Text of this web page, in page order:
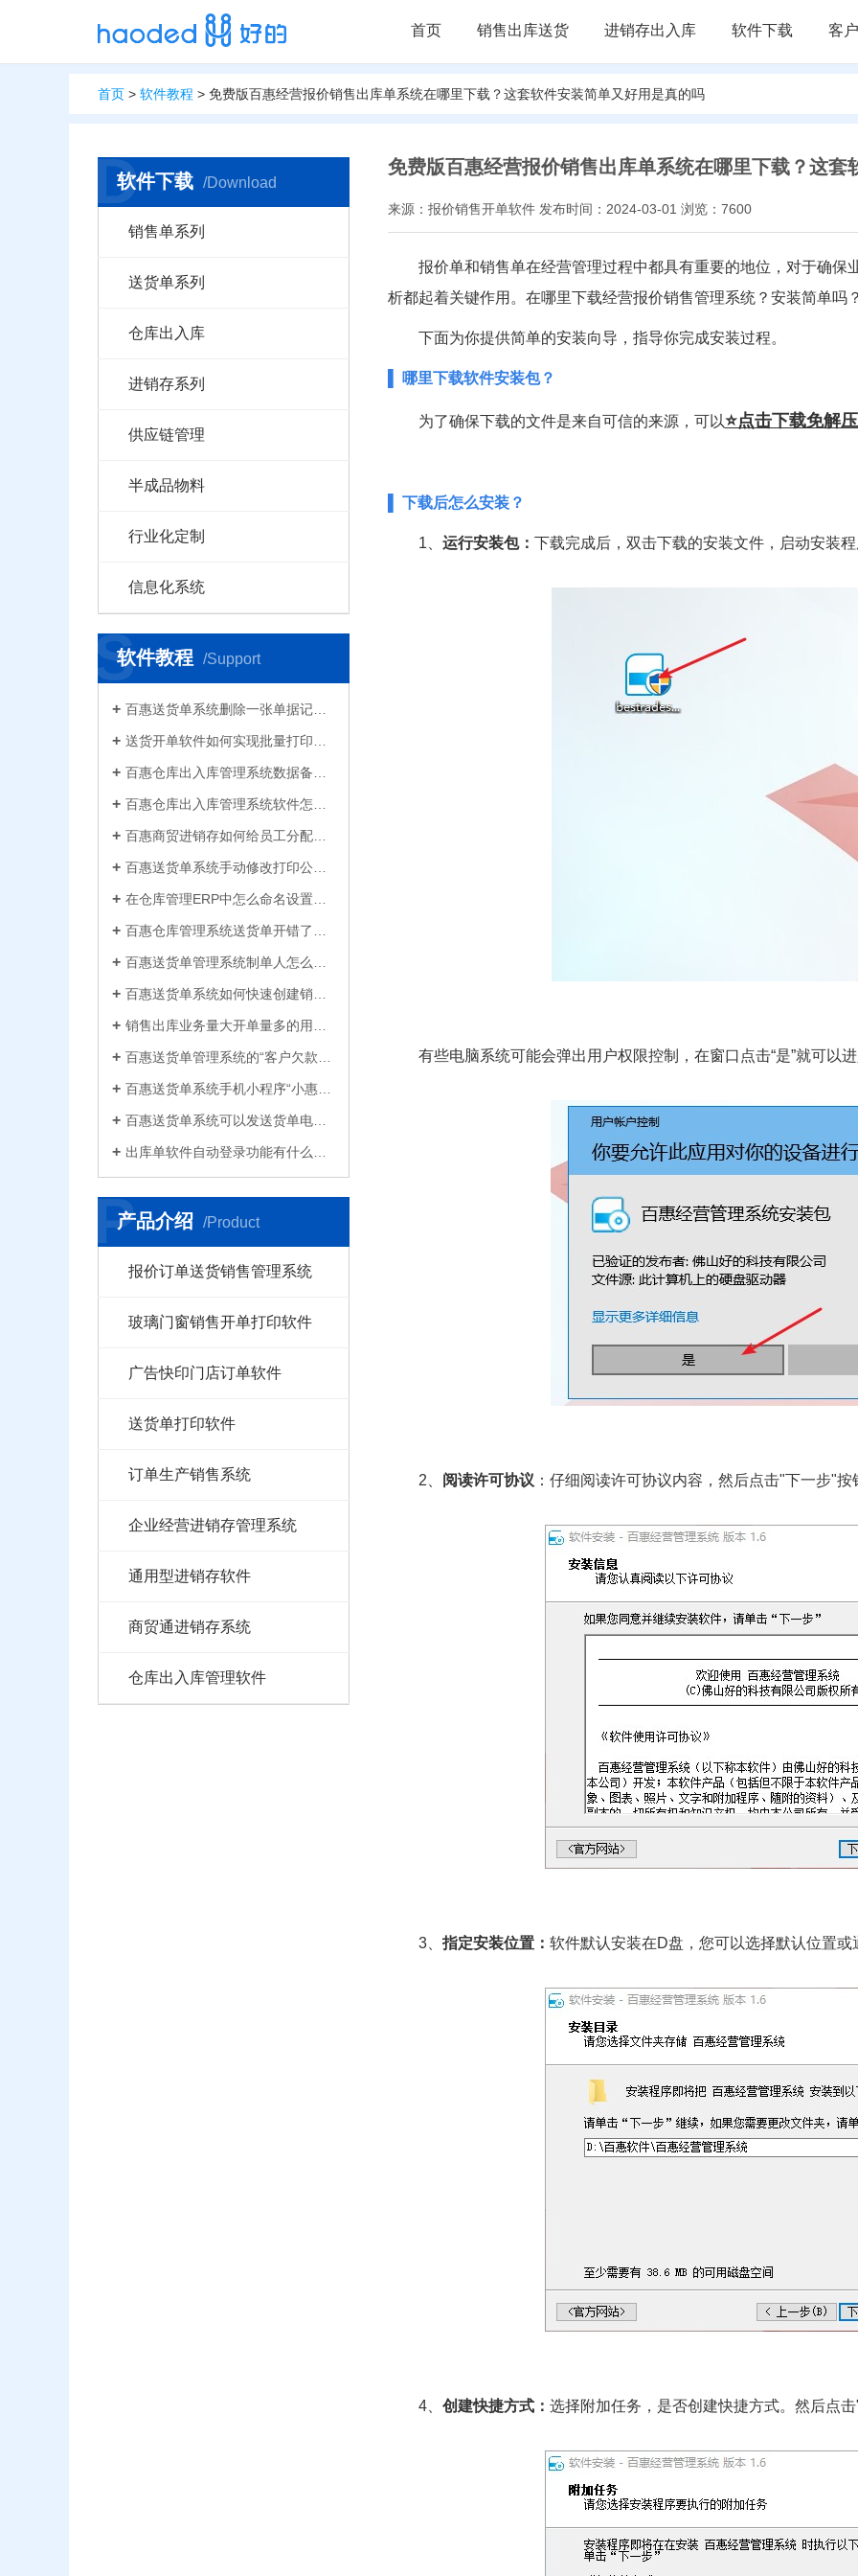
首页 销售出库送货 进销存出入库 软件下载 客
首页 > 软件教程 > 免费版百惠经营报价销售出库单系统在哪里下载？这套软件安装简单又好用是真的吗
软件下载 /Download
D
销售单系列
送货单系列
仓库出入库
进销存系列
供应链管理
半成品物料
行业化定制
信息化系统
软件教程 /Support
S
百惠送货单系统删除一张单据记录的方法！已打印的话先反审核，删除单据应该注意..
送货开单软件如何实现批量打印？新增录入保存送货单，在批量打印功能，选择多张单打印
百惠仓库出入库管理系统数据备份的方法！存放位置怎么选？生成的备份文件有什么用的..
百惠仓库出入库管理系统软件怎么清空库存数据？需要先备份吗？整理库存量的好处有..
百惠商贸进销存如何给员工分配使用权限？ERP系统权责清晰分工明确带来的各种便利
百惠送货单系统手动修改打印公司名称抬头，支持多个公司名称切换，可设计表格模板
在仓库管理ERP中怎么命名设置仓库名称更科学有效？百惠仓库系统修改仓库名称的方法
百惠仓库管理系统送货单开错了怎么删除？删除单据后会对仓库库存数量会产生什么影响？
百惠送货单管理系统制单人怎么修改？可以设置业务员吗？制单人需要打印在送货单上吗？
百惠送货单系统如何快速创建销售出库单？可直接引用订单、导入Excel、复制历史单据…
销售出库业务量大开单量多的用什么软件？能查询统计收款开票打印？送货单软件有哪些
百惠送货单管理系统的“客户欠款”怎么是计算出来的？如果客户应收款余额有误时应该..
百惠送货单系统手机小程序“小惠助理”登录绑定，在微信给客户好友发电子送货单
百惠送货单系统可以发送货单电子版给客户微信好友，也可以导出Excel送货单！
出库单软件自动登录功能有什么作用和注意事项？怎么关闭百惠软件打开时自动登录?
产品介绍 /Product
P
报价订单送货销售管理系统
玻璃门窗销售开单打印软件
广告快印门店订单软件
送货单打印软件
订单生产销售系统
企业经营进销存管理系统
通用型进销存软件
商贸通进销存系统
仓库出入库管理软件
免费版百惠经营报价销售出库单系统在哪里下载？这套
来源：报价销售开单软件 发布时间：2024-03-01 浏览：7600
报价单和销售单在经营管理过程中都具有重要的地位，对于确保
析都起着关键作用。在哪里下载经营报价销售管理系统？安装简单吗
下面为你提供简单的安装向导，指导你完成安装过程。
▌ 哪里下载软件安装包？
为了确保下载的文件是来自可信的来源，可以⭐点击下载免解
▌ 下载后怎么安装？
1、 运行安装包： 下载完成后，双击下载的安装文件，启动安装
有些电脑系统可能会弹出用户权限控制，在窗口点击“是”就可以
2、 阅读许可协议 ：仔细阅读许可协议内容，然后点击"下一步"按
3、 指定安装位置： 软件默认安装在D盘，您可以选择默认位置
4、 创建快捷方式： 选择附加任务，是否创建快捷方式。然后点